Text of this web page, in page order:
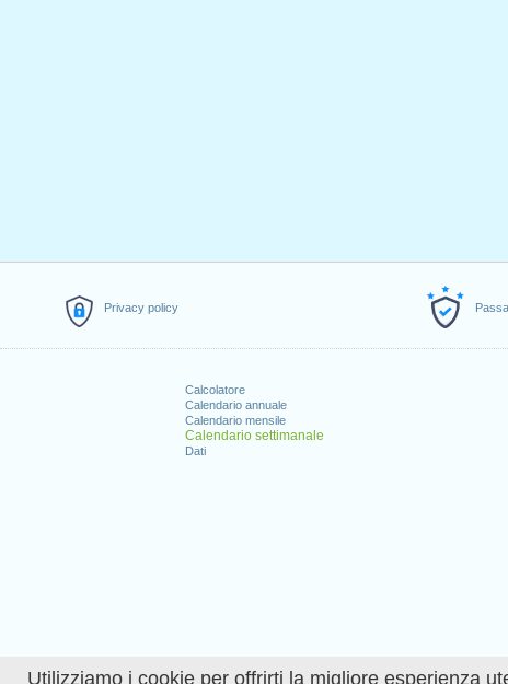
Utilizziamo i cookie per offrirti la migliore esperienza
Privacy policy
Calcolatore
Calendario annuale
Calendario mensile
Calendario settimanale
Dati